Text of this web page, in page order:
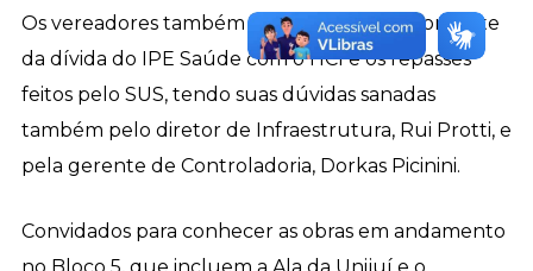
Os vereadores também questionaram o montante
da dívida do IPE Saúde com o HCI e os repasses
feitos pelo SUS, tendo suas dúvidas sanadas
também pelo diretor de Infraestrutura, Rui Protti, e
pela gerente de Controladoria, Dorkas Picinini.
Convidados para conhecer as obras em andamento